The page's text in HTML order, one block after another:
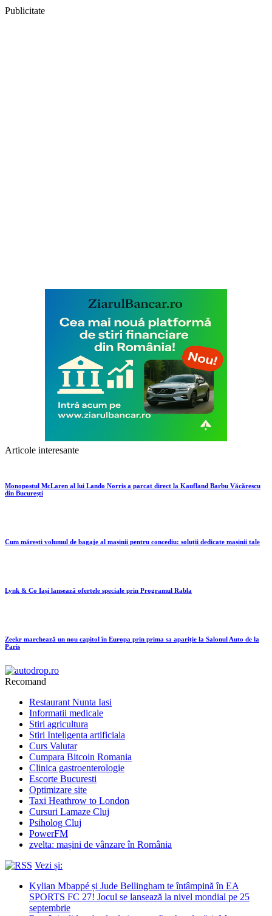
Publicitate
Articole interesante
Monopostul McLaren al lui Lando Norris a parcat direct la Kaufland Barbu Văcărescu
din București
Cum mărești volumul de bagaje al mașinii pentru concediu: soluții dedicate mașinii tale
Lynk & Co Iași lansează ofertele speciale prin Programul Rabla
Zeekr marchează un nou capitol în Europa prin prima sa apariție la Salonul Auto de la
Paris
Recomand
Restaurant Nunta Iasi
Informatii medicale
Stiri agricultura
Stiri Inteligenta artificiala
Curs Valutar
Cumpara Bitcoin Romania
Clinica gastroenterologie
Escorte Bucuresti
Optimizare site
Taxi Heathrow to London
Cursuri Lamaze Cluj
Psiholog Cluj
PowerFM
zvelta: mașini de vânzare în România
Vezi și:
Kylian Mbappé și Jude Bellingham te întâmpină în EA
SPORTS FC 27! Jocul se lansează la nivel mondial pe 25
septembrie